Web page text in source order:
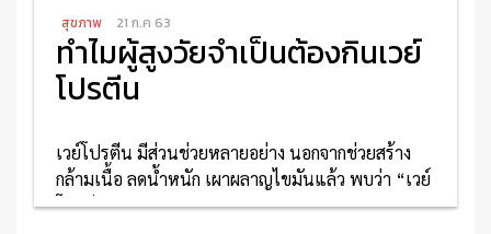
สุขภาพ 21 ก.ค 63
ทำไมผู้สูงวัยจำเป็นต้องกินเวย์
โปรตีน
เวย์โปรตีน มีส่วนช่วยหลายอย่าง นอกจากช่วยสร้าง
กล้ามเนื้อ ลดน้ำหนัก เผาผลาญไขมันแล้ว พบว่า “เวย์
โปรตี...